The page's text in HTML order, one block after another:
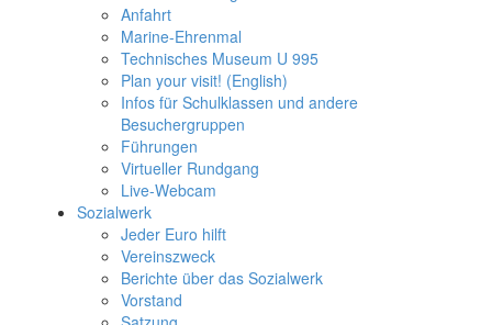
Anfahrt
Marine-Ehrenmal
Technisches Museum U 995
Plan your visit! (English)
Infos für Schulklassen und andere
Besuchergruppen
Führungen
Virtueller Rundgang
Live-Webcam
Sozialwerk
Jeder Euro hilft
Vereinszweck
Berichte über das Sozialwerk
Vorstand